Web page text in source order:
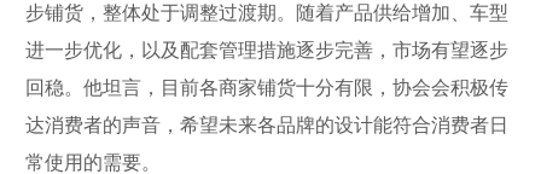
步铺货，整体处于调整过渡期。随着产品供给增加、车型
进一步优化，以及配套管理措施逐步完善，市场有望逐步
回稳。他坦言，目前各商家铺货十分有限，协会会积极传
达消费者的声音，希望未来各品牌的设计能符合消费者日
常使用的需要。